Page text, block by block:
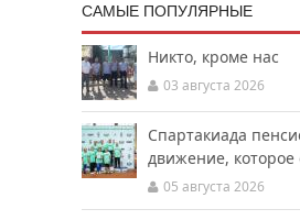
САМЫЕ ПОПУЛЯРНЫЕ
Никто, кроме нас
03 августа 2026
Спартакиада
движение,
05 августа 2026